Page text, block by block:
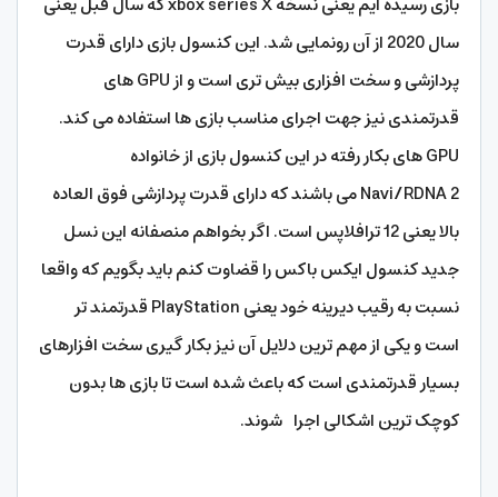
سال 2020 از آن رونمایی شد. این کنسول بازی دارای قدرت
پردازشی و سخت افزاری بیش تری است و از GPU های
قدرتمندی نیز جهت اجرای مناسب بازی ها استفاده می کند.
GPU های بکار رفته در این کنسول بازی از خانواده
Navi/RDNA 2 می باشند که دارای قدرت پردازشی فوق العاده
بالا یعنی 12 ترافلاپس است. اگر بخواهم منصفانه این نسل
جدید کنسول ایکس باکس را قضاوت کنم باید بگویم که واقعا
نسبت به رقیب دیرینه خود یعنی PlayStation قدرتمند تر
است و یکی از مهم ترین دلایل آن نیز بکار گیری سخت افزارهای
بسیار قدرتمندی است که باعث شده است تا بازی ها بدون
کوچک ترین اشکالی اجرا شوند.